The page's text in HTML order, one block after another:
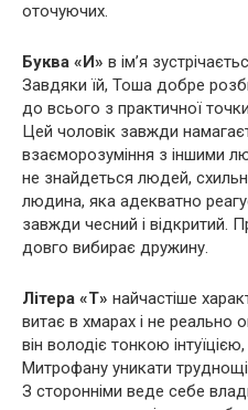
оточуючих.
Буква «И» в ім’я
Завдяки їй, Тоша добре
до всього з практичної
Цей чоловік завжди
взаєморозуміння з іншими
не знайдеться людей,
людина, яка адекватно
завжди чесний і відкритий.
довго вибирає дружину.
Літера «Т» найчастіше
витає в хмарах і не реально
він володіє тонкою
Митрофану уникати
З сторонніми веде себе